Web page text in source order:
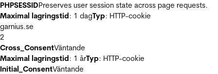
PHPSESSIDPreserves user session state across page requests.
Maximal lagringstid: 1 dagTyp: HTTP-cookie
garnius.se
2
Cross_ConsentVäntande
Maximal lagringstid: 1 årTyp: HTTP-cookie
Initial_ConsentVäntande